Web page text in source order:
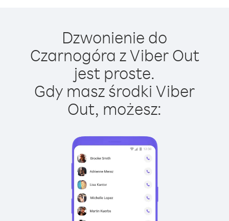
Dzwonienie do
Czarnogóra z Viber Out
jest proste.
Gdy masz środki Viber
Out, możesz: